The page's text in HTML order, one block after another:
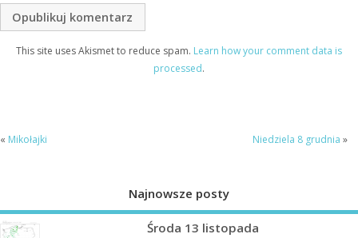
This site uses Akismet to reduce spam. Learn how your comment data is
processed.
« Mikołajki Niedziela 8 grudnia »
Najnowsze posty
Środa 13 listopada